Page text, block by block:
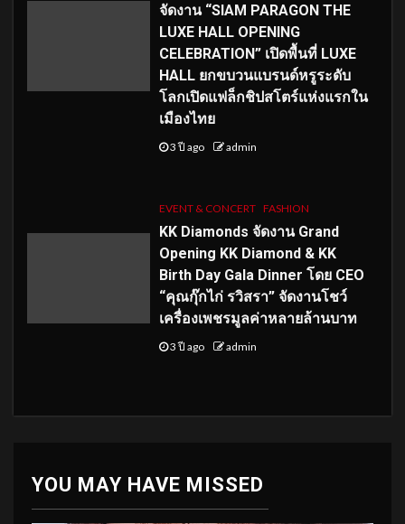
จัดงาน “SIAM PARAGON THE
LUXE HALL OPENING
CELEBRATION” เปิดพื้นที่ LUXE
HALL ยกขบวนแบรนด์หรูระดับ
โลกเปิดแฟล็กชิปสโตร์แห่งแรกใน
เมืองไทย
3 ปี ago admin
EVENT & CONCERT FASHION
KK Diamonds จัดงาน Grand
Opening KK Diamond & KK
Birth Day Gala Dinner โดย CEO
“คุณกุ๊กไก่ รวิสรา” จัดงานโชว์
เครื่องเพชรมูลค่าหลายล้านบาท
3 ปี ago admin
YOU MAY HAVE MISSED